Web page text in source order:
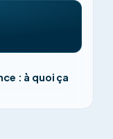
: à quoi ça